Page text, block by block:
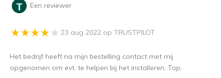
Een reviewer
23 aug 2022 op TRUSTPILOT
Het bedrijf heeft na mijn bestelling contact met mij
opgenomen om evt. te helpen bij het installeren. Top.